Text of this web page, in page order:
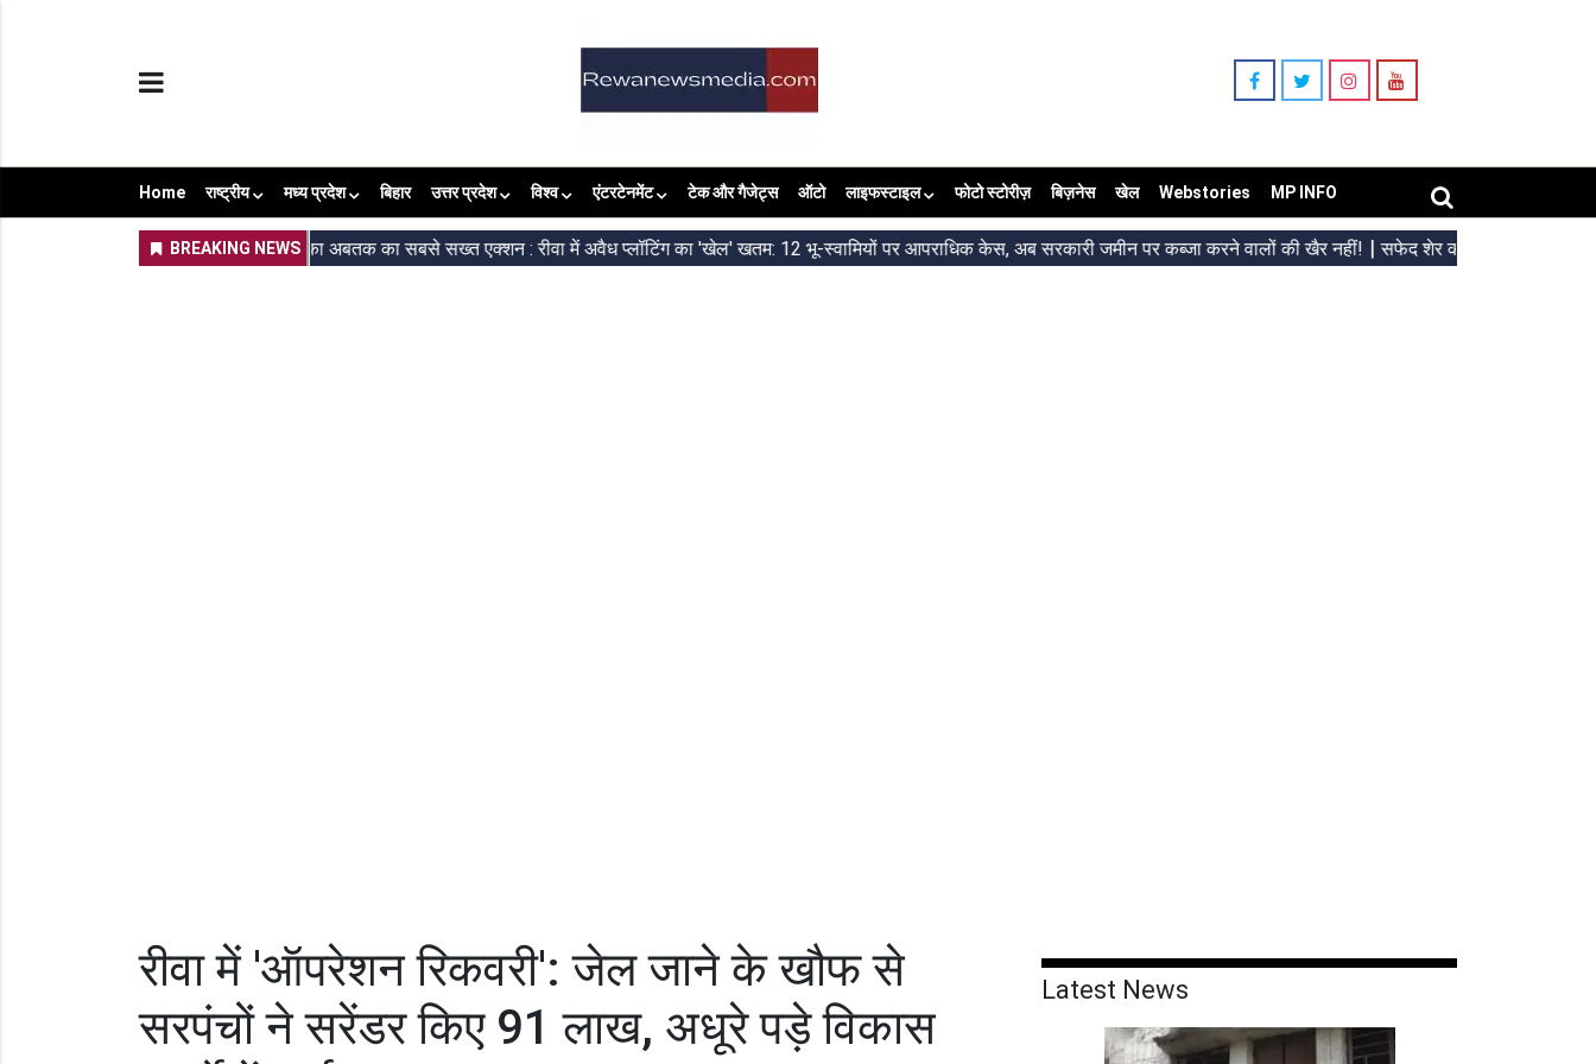
Home राष्ट्रीय मध्य प्रदेश बिहार उत्तर प्रदेश विश्व एंटरटेनमेंट टेक और गैजेट्स ऑटो लाइफस्टाइल फोटो स्टोरीज़ बिज़नेस खेल Webstories MP INFO
रीवा में 'ऑपरेशन रिकवरी': जेल जाने के खौफ से
सरपंचों ने सरेंडर किए 91 लाख, अधूरे पड़े विकास
Latest News